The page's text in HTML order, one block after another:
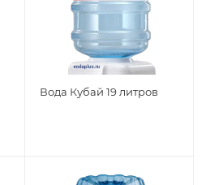
Вода Кубай 19 литров